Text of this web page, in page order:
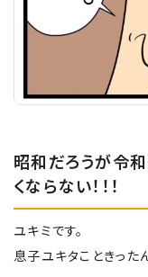
昭和だろうが令
くならない！！！
ユキミです。
息子ユキタこときった